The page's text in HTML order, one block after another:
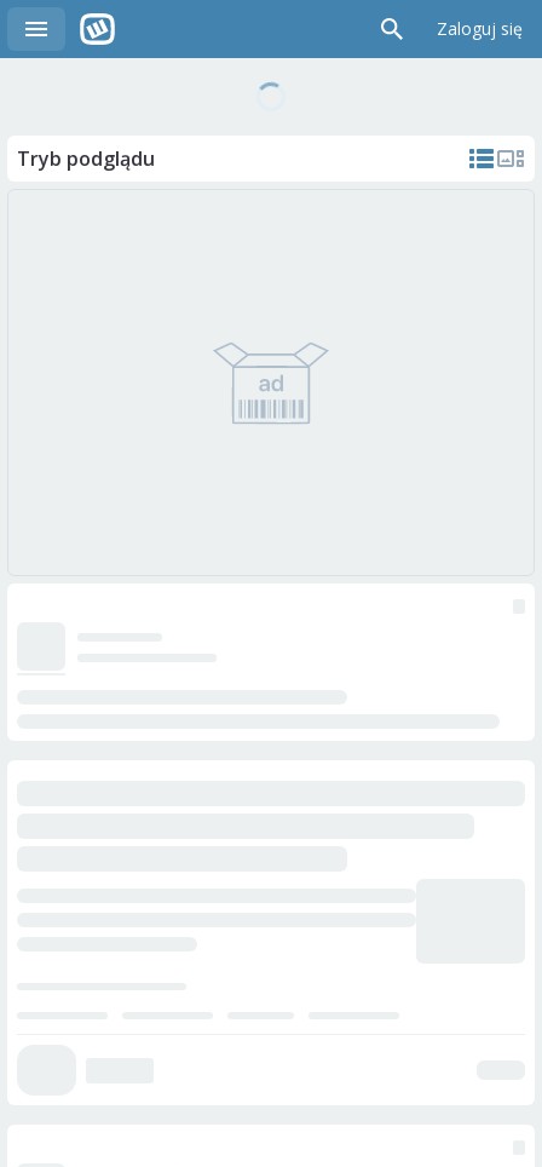
Zaloguj się
Tryb podglądu